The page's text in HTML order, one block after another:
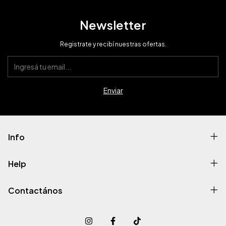
Newsletter
Registrate y recibí nuestras ofertas.
Info
Help
Contactános